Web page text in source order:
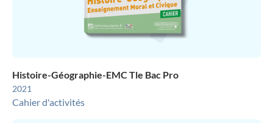
Histoire-Géographie-EMC Tle Bac Pro
2021
Cahier d'activités